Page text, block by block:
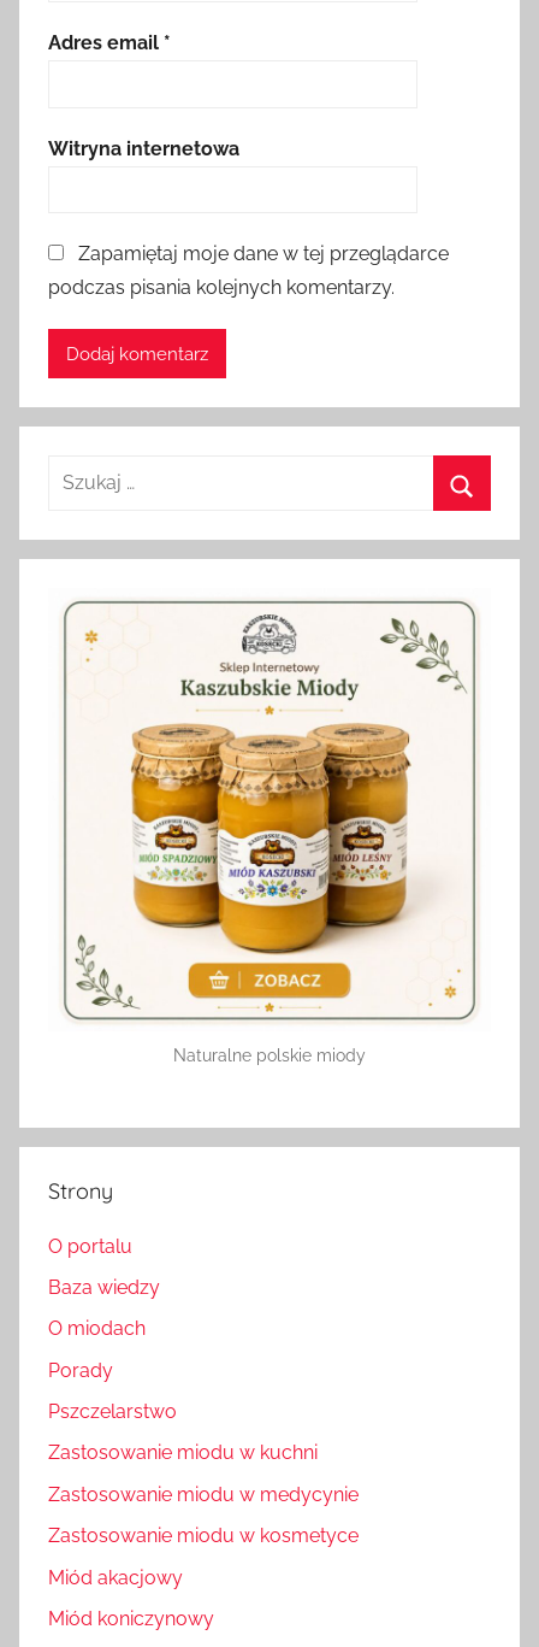
Adres email *
Witryna internetowa
Zapamiętaj moje dane w tej przeglądarce
podczas pisania kolejnych komentarzy.
Szukaj:
Naturalne polskie miody
Strony
O portalu
Baza wiedzy
O miodach
Porady
Pszczelarstwo
Zastosowanie miodu w kuchni
Zastosowanie miodu w medycynie
Zastosowanie miodu w kosmetyce
Miód akacjowy
Miód koniczynowy